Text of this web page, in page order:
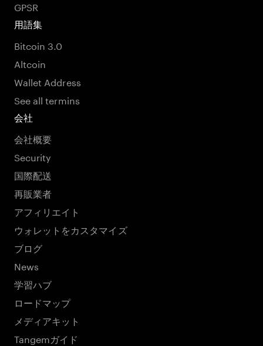
GPSR
用語集
Bitcoin 3.0
Altcoin
Wallet Address
See all termins
会社
会社概要
Security
国際配送
再販業者
アフィリエイト
ウォレットをカスタマイズ
ブログ
News
学習ハブ
ロードマップ
メディアキット
Tangemガイド